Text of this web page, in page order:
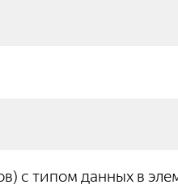
с типом данных в